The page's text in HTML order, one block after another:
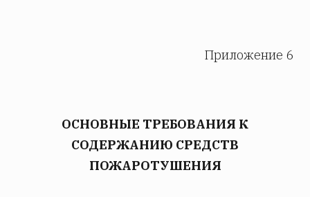
Приложение 6
ОСНОВНЫЕ ТРЕБОВАНИЯ К
СОДЕРЖАНИЮ СРЕДСТВ
ПОЖАРОТУШЕНИЯ